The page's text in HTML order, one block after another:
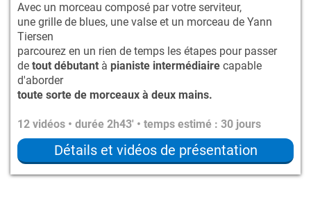
Avec un morceau composé par votre serviteur,
une grille de blues, une valse et un morceau de Yann
Tiersen
parcourez en un rien de temps les étapes pour passer
de tout débutant à pianiste intermédiaire capable
d'aborder
toute sorte de morceaux à deux mains.
12 vidéos • durée 2h43' • temps estimé : 30 jours
Détails et vidéos de présentation